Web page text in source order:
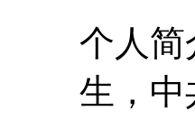
个人简
生，中